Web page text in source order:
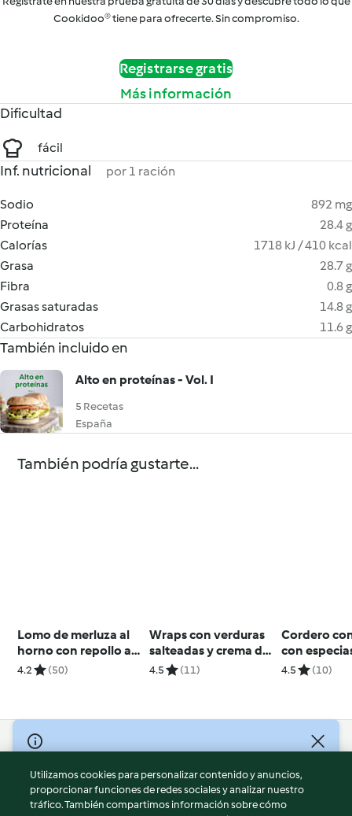
Cookidoo® tiene para ofrecerte. Sin compromiso.
Registrarse gratis
Más información
Dificultad
fácil
Inf. nutricional por 1 ración
Sodio
892 mg
Proteína
28.4 g
Calorías
1718 kJ / 410 kcal
Grasa
28.7 g
Fibra
0.8 g
Grasas saturadas
14.8 g
Carbohidratos
11.6 g
También incluido en
Alto en proteínas - Vol. I
5 Recetas
España
También podría gustarte...
Lomo de merluza al
horno con repollo a
la crema
4.2 (50)
Wraps con verduras
salteadas y crema de
hierbas
4.5 (11)
Cordero
con
navideñas
4.5 (10)
© Copyright 2026
Términos de uso
Política de privacidad
Utilizamos cookies para personalizar contenido y anuncios,
proporcionar funciones de redes sociales y analizar nuestro
tráfico. También compartimos información sobre cómo